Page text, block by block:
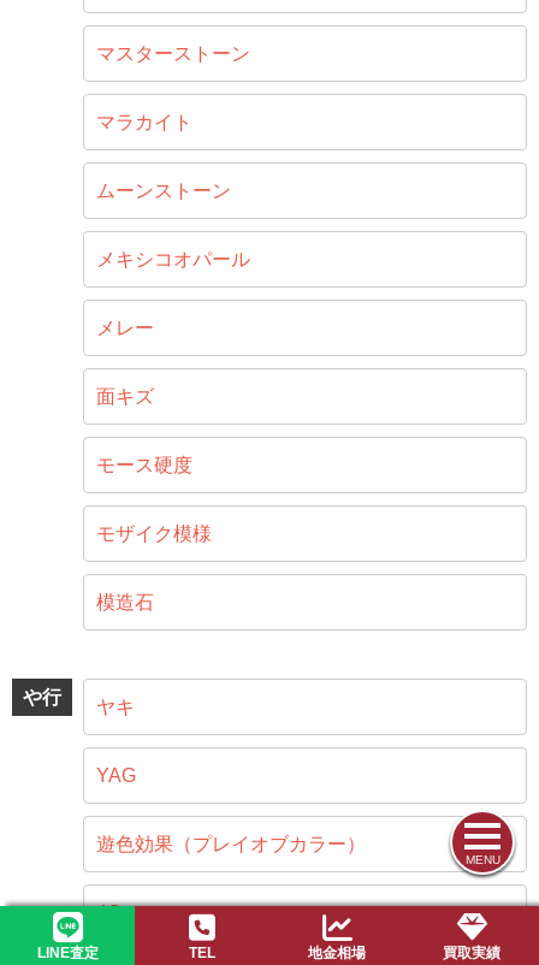
MENU
LINE査定 TEL 地金相場 買取実績
マスターストーン
マラカイト
ムーンストーン
メキシコオパール
メレー
面キズ
モース硬度
モザイク模様
模造石
や行 ヤキ
YAG
遊色効果（プレイオブカラー）
4C